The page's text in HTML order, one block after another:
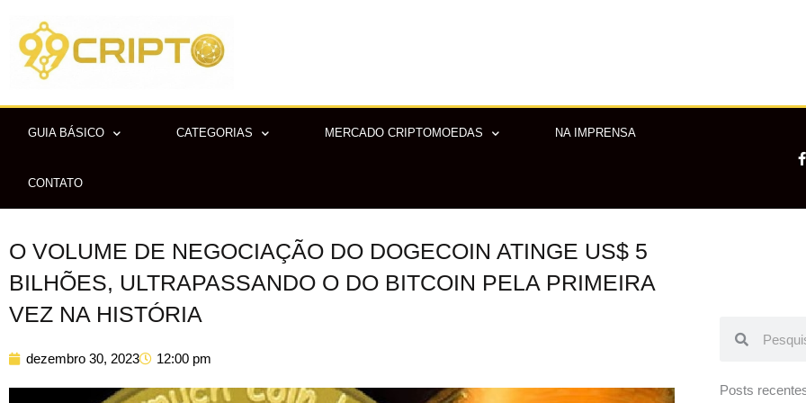
para
conteúdo
GUIA BÁSICO CATEGORIAS MERCADO CRIPTOMOEDAS NA IMPRENSA
CONTATO
F
a
O VOLUME DE NEGOCIAÇÃO DO DOGECOIN ATINGE US$ 5
BILHÕES, ULTRAPASSANDO O DO BITCOIN PELA PRIMEIRA
VEZ NA HISTÓRIA
dezembro 30, 2023 12:00 pm
Posts